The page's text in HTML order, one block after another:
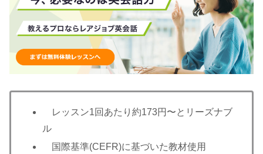
レッスン1回あたり約173円〜とリーズナブ
ル
国際基準(CEFR)に基づいた教材使用